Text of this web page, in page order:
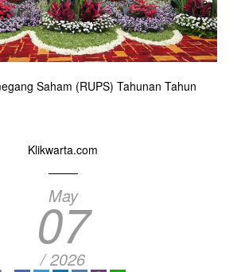
Saham (RUPS) Tahunan Tahun
Klikwarta.com
May
07
/ 2026